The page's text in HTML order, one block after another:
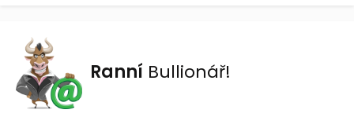
Ranní Bullionář!